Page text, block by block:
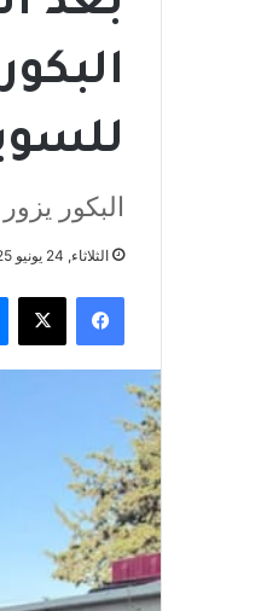
البكور
الثلاثاء, 24 يونيو 2025, 1:14 م
فيسبوك